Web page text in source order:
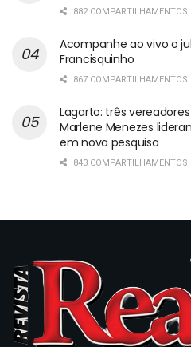
882 COMPARTILHAMENTOS
Acompanhe ao vivo o
Francisquinho
867 COMPARTILHAMENTOS
Lagarto: três
Marlene Menezes
em nova pesquisa
843 COMPARTILHAMENTOS